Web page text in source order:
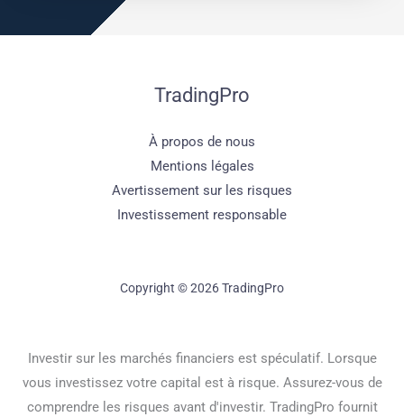
TradingPro
À propos de nous
Mentions légales
Avertissement sur les risques
Investissement responsable
Copyright © 2026 TradingPro
Investir sur les marchés financiers est spéculatif. Lorsque
vous investissez votre capital est à risque. Assurez-vous de
comprendre les risques avant d'investir. TradingPro fournit